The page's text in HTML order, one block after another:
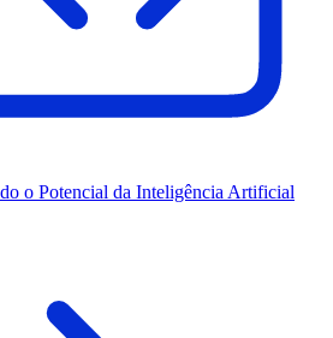
o Potencial da Inteligência Artificial